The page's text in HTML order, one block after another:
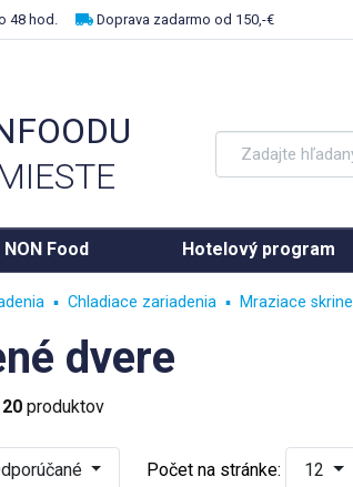
48 hod. Doprava zadarmo od 150,-€
NON Food Hotelový program
Chladiace zariadenia Mraziace skrine
dvere
20produktov
Počet na stránke: 12